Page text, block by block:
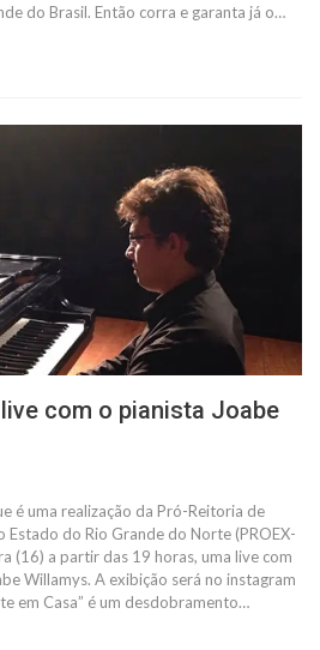
do Brasil. Então corra e garanta já o…
com o pianista Joabe
é uma realização da Pró-Reitoria de
Estado do Rio Grande do Norte (PROEX-
(16) a partir das 19 horas, uma live com
Willamys. A exibição será no instagram
em Casa” é um desdobramento…